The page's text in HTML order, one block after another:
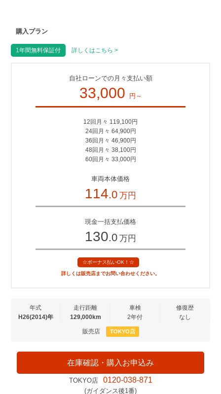
購入プラン
1年間無料保証付 詳しくはこちら >
自社ローンでの月々支払い額
33,000 円～
12回月々 119,100円
24回月々 64,900円
36回月々 46,900円
48回月々 38,100円
60回月々 33,000円
車両本体価格
114.0 万円
現金一括支払価格
130.0 万円
☆ボーナス払いOK！☆
詳しくは販売店までお問い合わせください。
年式
H26(2014)年
走行距離
129,000km
車検
2年付
修復歴
なし
販売店 TOKYO店
在庫確認・購入お申込み
TOKYO店 0120-038-871
(ガイダンス後1番)